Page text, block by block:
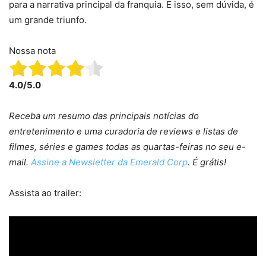
para a narrativa principal da franquia. E isso, sem dúvida, é
um grande triunfo.
Nossa nota
4.0/5.0
Receba um resumo das principais notícias do
entretenimento e uma curadoria de reviews e listas de
filmes, séries e games todas as quartas-feiras no seu e-
mail. Assine a Newsletter da Emerald Corp. É grátis!
Assista ao trailer: